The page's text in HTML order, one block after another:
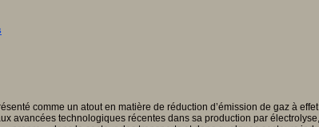
comme un atout en matière de réduction d’émission de gaz à
avancées technologiques récentes dans sa production par